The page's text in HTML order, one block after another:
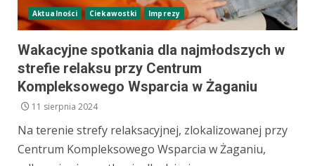
Aktualności Ciekawostki Imprezy
Wakacyjne spotkania dla najmłodszych w
strefie relaksu przy Centrum
Kompleksowego Wsparcia w Żaganiu
11 sierpnia 2024
Na terenie strefy relaksacyjnej, zlokalizowanej przy
Centrum Kompleksowego Wsparcia w Żaganiu,